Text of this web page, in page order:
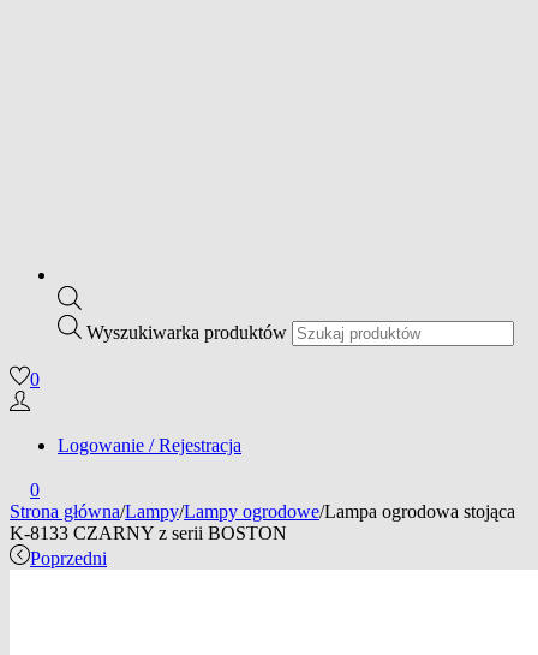
Wyszukiwarka produktów
0
Logowanie / Rejestracja
0
Strona główna/Lampy/Lampy ogrodowe/Lampa ogrodowa stojąca
K-8133 CZARNY z serii BOSTON
Poprzedni